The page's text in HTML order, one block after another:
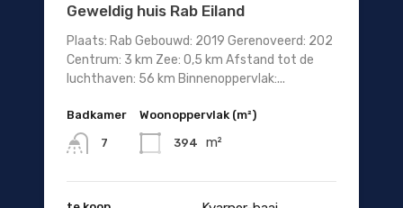
Geweldig huis Rab Eiland
Plaats: Rab Gebouwd: 2019 Gerenoveerd: 202
Centrum: 3 km Zee: 0,5 km Afstand tot de
luchthaven: 56 km Binnenoppervlak:...
Badkamer
7
Woonoppervlak (m²)
394 m²